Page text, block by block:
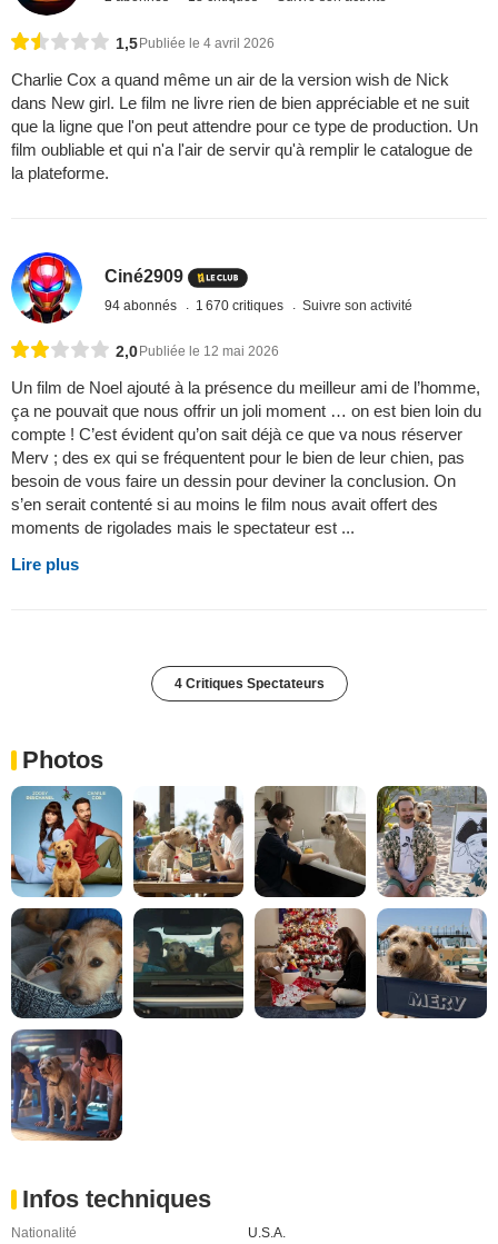
1,5Publiée le 4 avril 2026
Charlie Cox a quand même un air de la version wish de Nick
dans New girl. Le film ne livre rien de bien appréciable et ne suit
que la ligne que l'on peut attendre pour ce type de production. Un
film oubliable et qui n'a l'air de servir qu'à remplir le catalogue de
la plateforme.
Ciné2909
94 abonnés 1 670 critiques Suivre son activité
2,0 Publiée le 12 mai 2026
Un film de Noel ajouté à la présence du meilleur ami de l’homme,
ça ne pouvait que nous offrir un joli moment … on est bien loin du
compte ! C’est évident qu’on sait déjà ce que va nous réserver
Merv ; des ex qui se fréquentent pour le bien de leur chien, pas
besoin de vous faire un dessin pour deviner la conclusion. On
s’en serait contenté si au moins le film nous avait offert des
moments de rigolades mais le spectateur est ...
Lire plus
4 Critiques Spectateurs
Photos
Infos techniques
Nationalité
U.S.A.